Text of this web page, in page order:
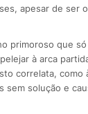
apesar de ser o
primoroso que
à arca
correlata, como
sem solução e